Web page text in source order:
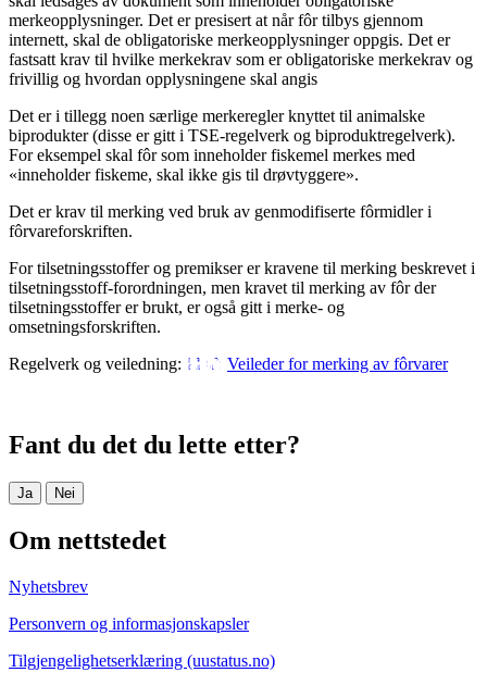
merkeopplysninger. Det er presisert at når fôr tilbys gjennom
internett, skal de obligatoriske merkeopplysninger oppgis. Det er
fastsatt krav til hvilke merkekrav som er obligatoriske merkekrav og
frivillig og hvordan opplysningene skal angis
Det er i tillegg noen særlige merkeregler knyttet til animalske
biprodukter (disse er gitt i TSE-regelverk og biproduktregelverk).
For eksempel skal fôr som inneholder fiskemel merkes med
«inneholder fiskeme, skal ikke gis til drøvtyggere».
Det er krav til merking ved bruk av genmodifiserte fôrmidler i
fôrvareforskriften.
For tilsetningsstoffer og premikser er kravene til merking beskrevet i
tilsetningsstoff-forordningen, men kravet til merking av fôr der
tilsetningsstoffer er brukt, er også gitt i merke- og
omsetningsforskriften.
Regelverk og veiledning:
Veileder for merking av fôrvarer
Fant du det du lette etter?
Ja Nei
Om nettstedet
Nyhetsbrev
Personvern og informasjonskapsler
Tilgjengelighetserklæring (uustatus.no)